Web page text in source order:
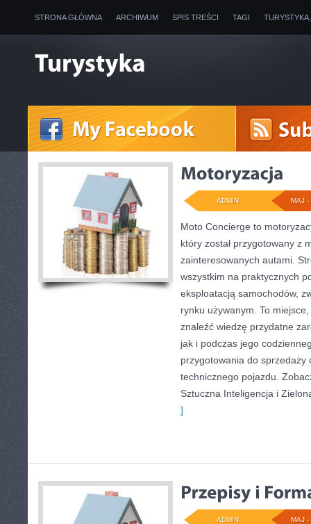
STRONA GŁÓWNA ARCHIWUM SPIS TREŚCI TAGI
MAJ -
ADMIN
Moto Concierge to
który został przygotowany z
zainteresowanych autami.
wszystkim na praktycznych
eksploatacją samochodów,
rynku używanym. To
znaleźć wiedzę przydatne
jak i podczas jego
przygotowania do sprzedaży
technicznego pojazdu.
Sztuczna Inteligencja i
]
MAJ -
ADMIN